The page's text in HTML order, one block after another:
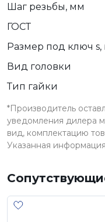
Шаг резьбы, мм
ГОСТ
Размер под ключ s,
Вид головки
Тип гайки
*Производитель
уведомления дилера
вид, комплектацию
Указанная